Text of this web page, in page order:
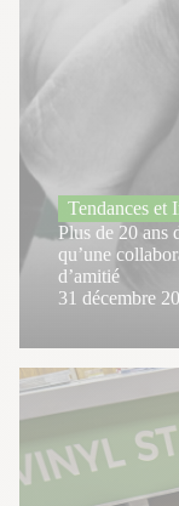
Tendances et
Plus de 20 ans
qu’une
d’amitié
31 décembre